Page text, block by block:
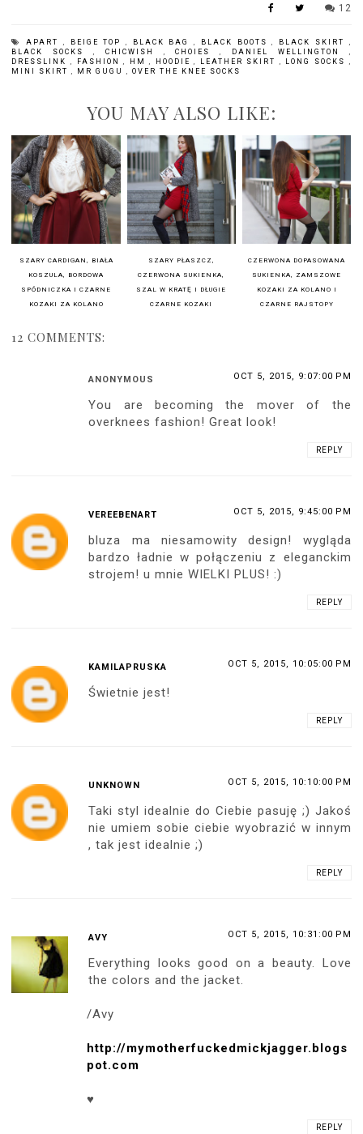
12
APART BEIGE TOP BLACK BAG BLACK BOOTS BLACK SKIRT
BLACK SOCKS
CHICWISH ,CHOIES DANIEL WELLINGTON
DRESSLINK
FASHION HM HOODIE LEATHER SKIRT LONG SOCKS
MINI SKIRT
MR GUGU ,OVER THE KNEE SOCKS
YOU MAY ALSO LIKE:
SZARY CARDIGAN, BIAŁA
KOSZULA, BORDOWA
SPÓDNICZKA I CZARNE
KOZAKI ZA KOLANO
SZARY PŁASZCZ,
CZERWONA SUKIENKA,
SZAL W KRATĘ I DŁUGIE
CZARNE KOZAKI
CZERWONA DOPASOWANA
SUKIENKA, ZAMSZOWE
KOZAKI ZA KOLANO I
CZARNE RAJSTOPY
12 COMMENTS:
ANONYMOUS OCT 5, 2015, 9:07:00 PM
You are becoming the mover of the
overknees fashion! Great look!
REPLY
VEREEBENART OCT 5, 2015, 9:45:00 PM
bluza ma niesamowity design! wygląda
bardzo ładnie w połączeniu z eleganckim
strojem! u mnie WIELKI PLUS! :)
REPLY
KAMILAPRUSKA OCT 5, 2015, 10:05:00 PM
Świetnie jest!
REPLY
UNKNOWN OCT 5, 2015, 10:10:00 PM
Taki styl idealnie do Ciebie pasuję ;) Jakoś
nie umiem sobie ciebie wyobrazić w innym
, tak jest idealnie ;)
REPLY
AVY OCT 5, 2015, 10:31:00 PM
Everything looks good on a beauty. Love
the colors and the jacket.
/Avy
http://mymotherfuckedmickjagger.blogs
pot.com
♥
REPLY